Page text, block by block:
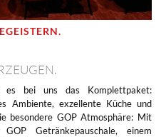
bei uns das Komplettpaket:
Ambiente, exzellente Küche und
besondere GOP Atmosphäre: Mit
Getränkepauschale, einem